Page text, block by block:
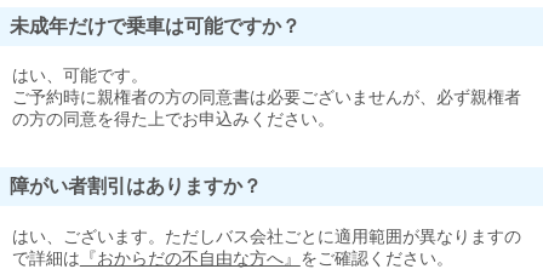
未成年だけで乗車は可能ですか？
はい、可能です。
ご予約時に親権者の方の同意書は必要ございませんが、必ず親権者
の方の同意を得た上でお申込みください。
障がい者割引はありますか？
はい、ございます。ただしバス会社ごとに適用範囲が異なりますの
で詳細は 『おからだの不自由な方へ』 をご確認ください。